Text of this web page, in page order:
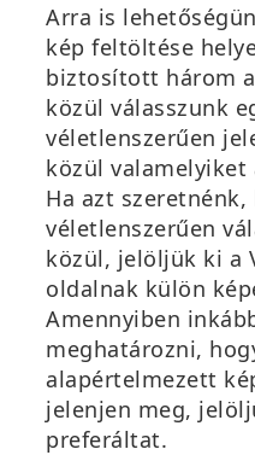
Arra is
kép feltöltése
biztosított három
közül válasszunk
véletlenszerűen
közül valamelyiket
Ha azt szeretnénk,
véletlenszerűen
közül, jelöljük ki a
oldalnak külön
Amennyiben
meghatározni,
alapértelmezett
jelenjen meg,
preferáltat.